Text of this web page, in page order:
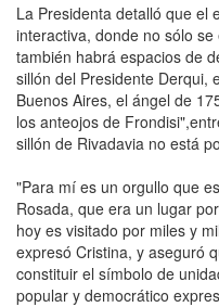
La Presidenta detalló que el
interactiva, donde no sólo
también habrá espacios de
sillón del Presidente Derqui,
Buenos Aires, el ángel de
los anteojos de
sillón de Rivadavia no está
"Para mí es un orgullo que
Rosada, que era un lugar
hoy es visitado por miles y
expresó Cristina, y aseguró
constituir el símbolo de
popular y democrático